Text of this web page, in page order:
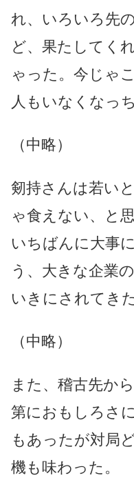
れ、いろいろ先
ど、果たしてく
ゃった。今じゃ
人もいなくなっ
（中略）
剱持さんは若い
ゃ食えない、と
いちばんに大事
う、大きな企業
いきにされてき
（中略）
また、稽古先か
第におもしろさ
もあったが対局
機も味わった。